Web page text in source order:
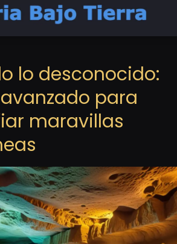
lo desconocido:
para
maravillas